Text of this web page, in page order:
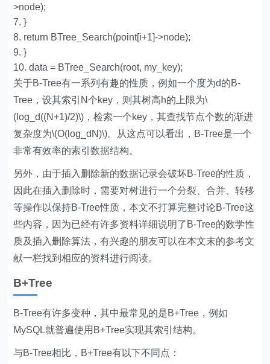
>node);
}
return BTree_Search(point[i+1]->node);
}
data= BTree_Search(root, my_key);
关于B-Tree有一系列有趣的性质，例如一个度为d的B-
Tree，设其索引N个key，则其树高h的上限为\
(log_d((N+1)/2)\)，检索一个key，其查找节点个数的渐进
复杂度为\(O(log_dN)\)。从这点可以看出，B-Tree是一个
非常有效率的索引数据结构。
另外，由于插入删除新的数据记录会破坏B-Tree的性质，
因此在插入删除时，需要对树进行一个分裂、合并、转移
等操作以保持B-Tree性质，本文不打算完整讨论B-Tree这
些内容，因为已经有许多资料详细说明了B-Tree的数学性
质及插入删除算法，有兴趣的朋友可以在本文末的参考文
献一栏找到相应的资料进行阅读。
B+Tree
B-Tree有许多变种，其中最常见的是B+Tree，例如
MySQL就普遍使用B+Tree实现其索引结构。
与B-Tree相比，B+Tree有以下不同点：